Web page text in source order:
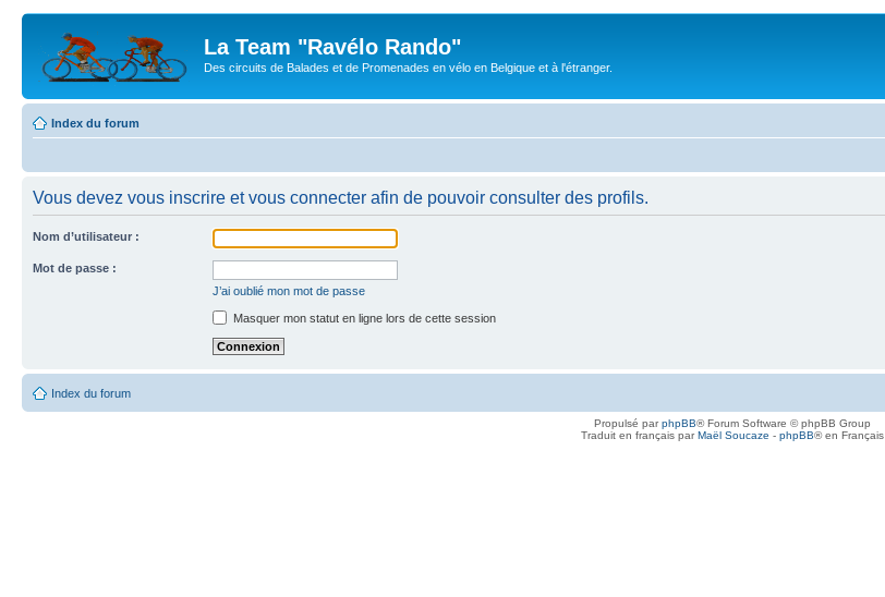
La Team "Ravélo Rando"
Des circuits de Balades et de Promenades en vélo en Belgique et à l'étranger.
Index du forum
Vous devez vous inscrire et vous connecter afin de pouvoir consulter des profils.
Nom d’utilisateur :
Mot de passe :
J’ai oublié mon mot de passe
Masquer mon statut en ligne lors de cette session
Index du forum
Propulsé parphpBB® Forum Software © phpBB Group
Traduit en français parMaël Soucaze - phpBB® en Français